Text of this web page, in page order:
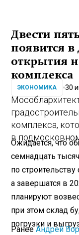
Двести
появится
открытия
комплекса
ЭКОНОМИКА 30
комплекса,
в
Ожидается, что
семнадцать
по
а завершатся в
планируют
при этом склад
погрузки и
РанееАндрей